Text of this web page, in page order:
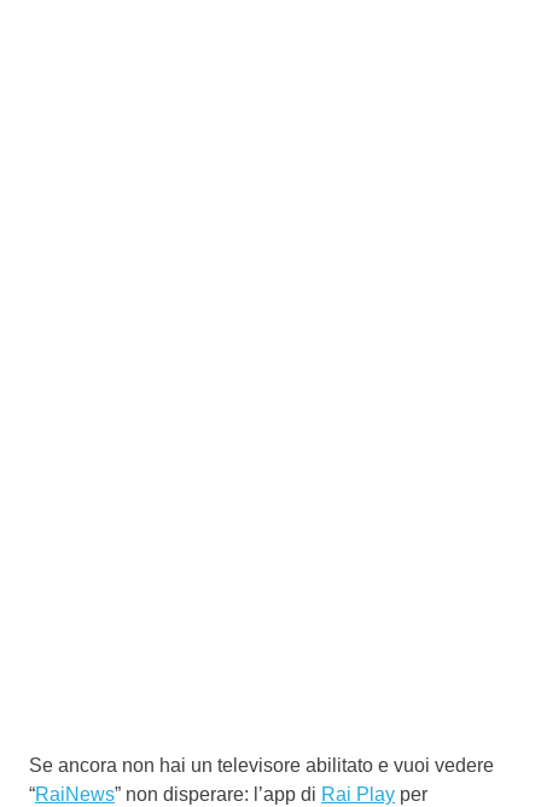
Se ancora non hai un televisore abilitato e vuoi vedere
“RaiNews” non disperare: l’app di Rai Play per